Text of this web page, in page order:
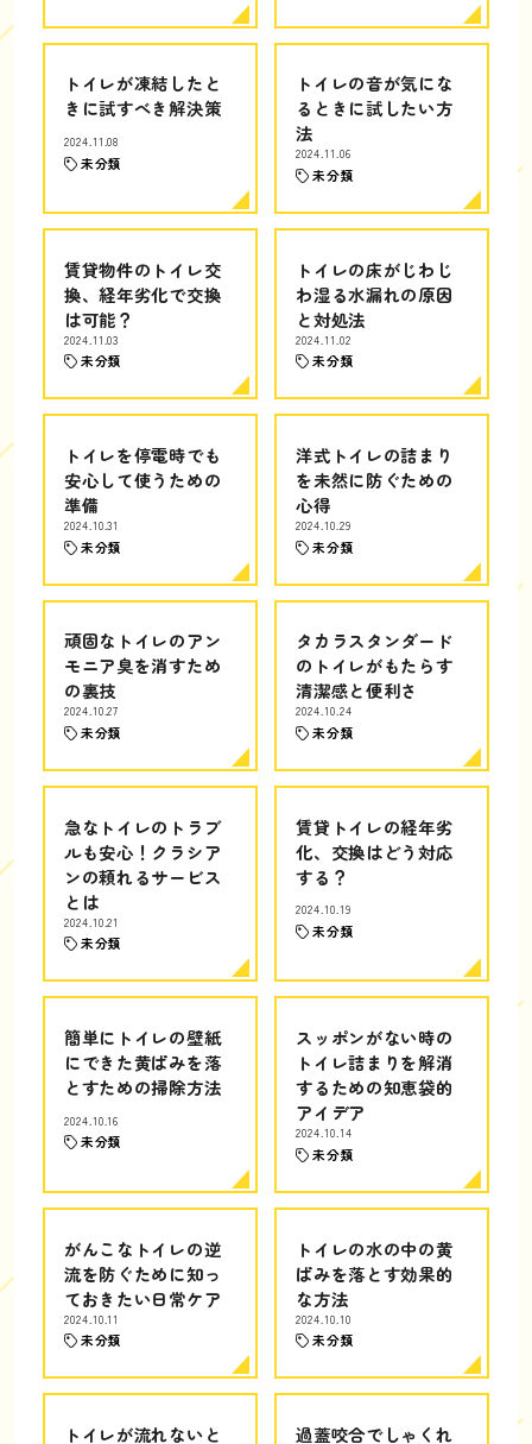
トイレが凍結したと
きに試すべき解決策
2024.11.08
未分類
トイレの音が気にな
るときに試したい方
法
2024.11.06
未分類
賃貸物件のトイレ交
換、経年劣化で交換
は可能？
2024.11.03
未分類
トイレの床がじわじ
わ湿る水漏れの原因
と対処法
2024.11.02
未分類
トイレを停電時でも
安心して使うための
準備
2024.10.31
未分類
洋式トイレの詰まり
を未然に防ぐための
心得
2024.10.29
未分類
頑固なトイレのアン
モニア臭を消すため
の裏技
2024.10.27
未分類
タカラスタンダード
のトイレがもたらす
清潔感と便利さ
2024.10.24
未分類
急なトイレのトラブ
ルも安心！クラシア
ンの頼れるサービス
とは
2024.10.21
未分類
賃貸トイレの経年劣
化、交換はどう対応
する？
2024.10.19
未分類
簡単にトイレの壁紙
にできた黄ばみを落
とすための掃除方法
2024.10.16
未分類
スッポンがない時の
トイレ詰まりを解消
するための知恵袋的
アイデア
2024.10.14
未分類
がんこなトイレの逆
流を防ぐために知っ
ておきたい日常ケア
2024.10.11
未分類
トイレの水の中の黄
ばみを落とす効果的
な方法
2024.10.10
未分類
トイレが流れないと 過蓋咬合でしゃくれ